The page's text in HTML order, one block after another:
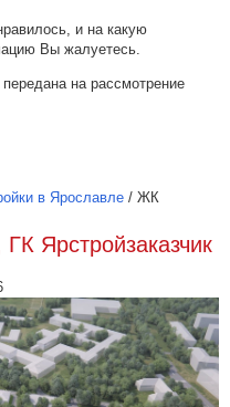
и на какую
Вы жалуетесь.
на рассмотрение
в Ярославле / ЖК
Ярстройзаказчик